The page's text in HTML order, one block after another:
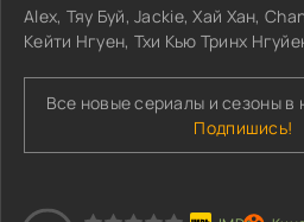
Alex, Тяу Буй, Jackie, Хай Хан,
Кейти Нгуен, Тхи Кью Тринх
Все новые сериалы и сезоны
Подпишись!